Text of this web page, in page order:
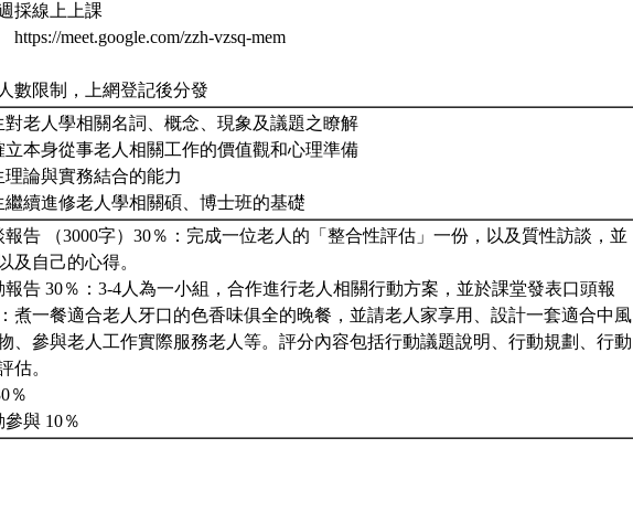
採線上上課
meet.google.com/zzh-vzsq-mem
數限制，上網登記後分發
對老人學相關名詞、概念、現象及議題之瞭解
立本身從事老人相關工作的價值觀和心理準備
理論與實務結合的能力
繼續進修老人學相關碩、博士班的基礎
報告 （3000字）30％：完成一位老人的「整合性評估」一份，以及質性訪談，並
及自己的心得。
報告 30％：3-4人為一小組，合作進行老人相關行動方案，並於課堂發表口頭報
煮一餐適合老人牙口的色香味俱全的晚餐，並請老人家享用、設計一套適合中風
、參與老人工作實際服務老人等。評分內容包括行動議題說明、行動規劃、行動
估。
％
參與 10％